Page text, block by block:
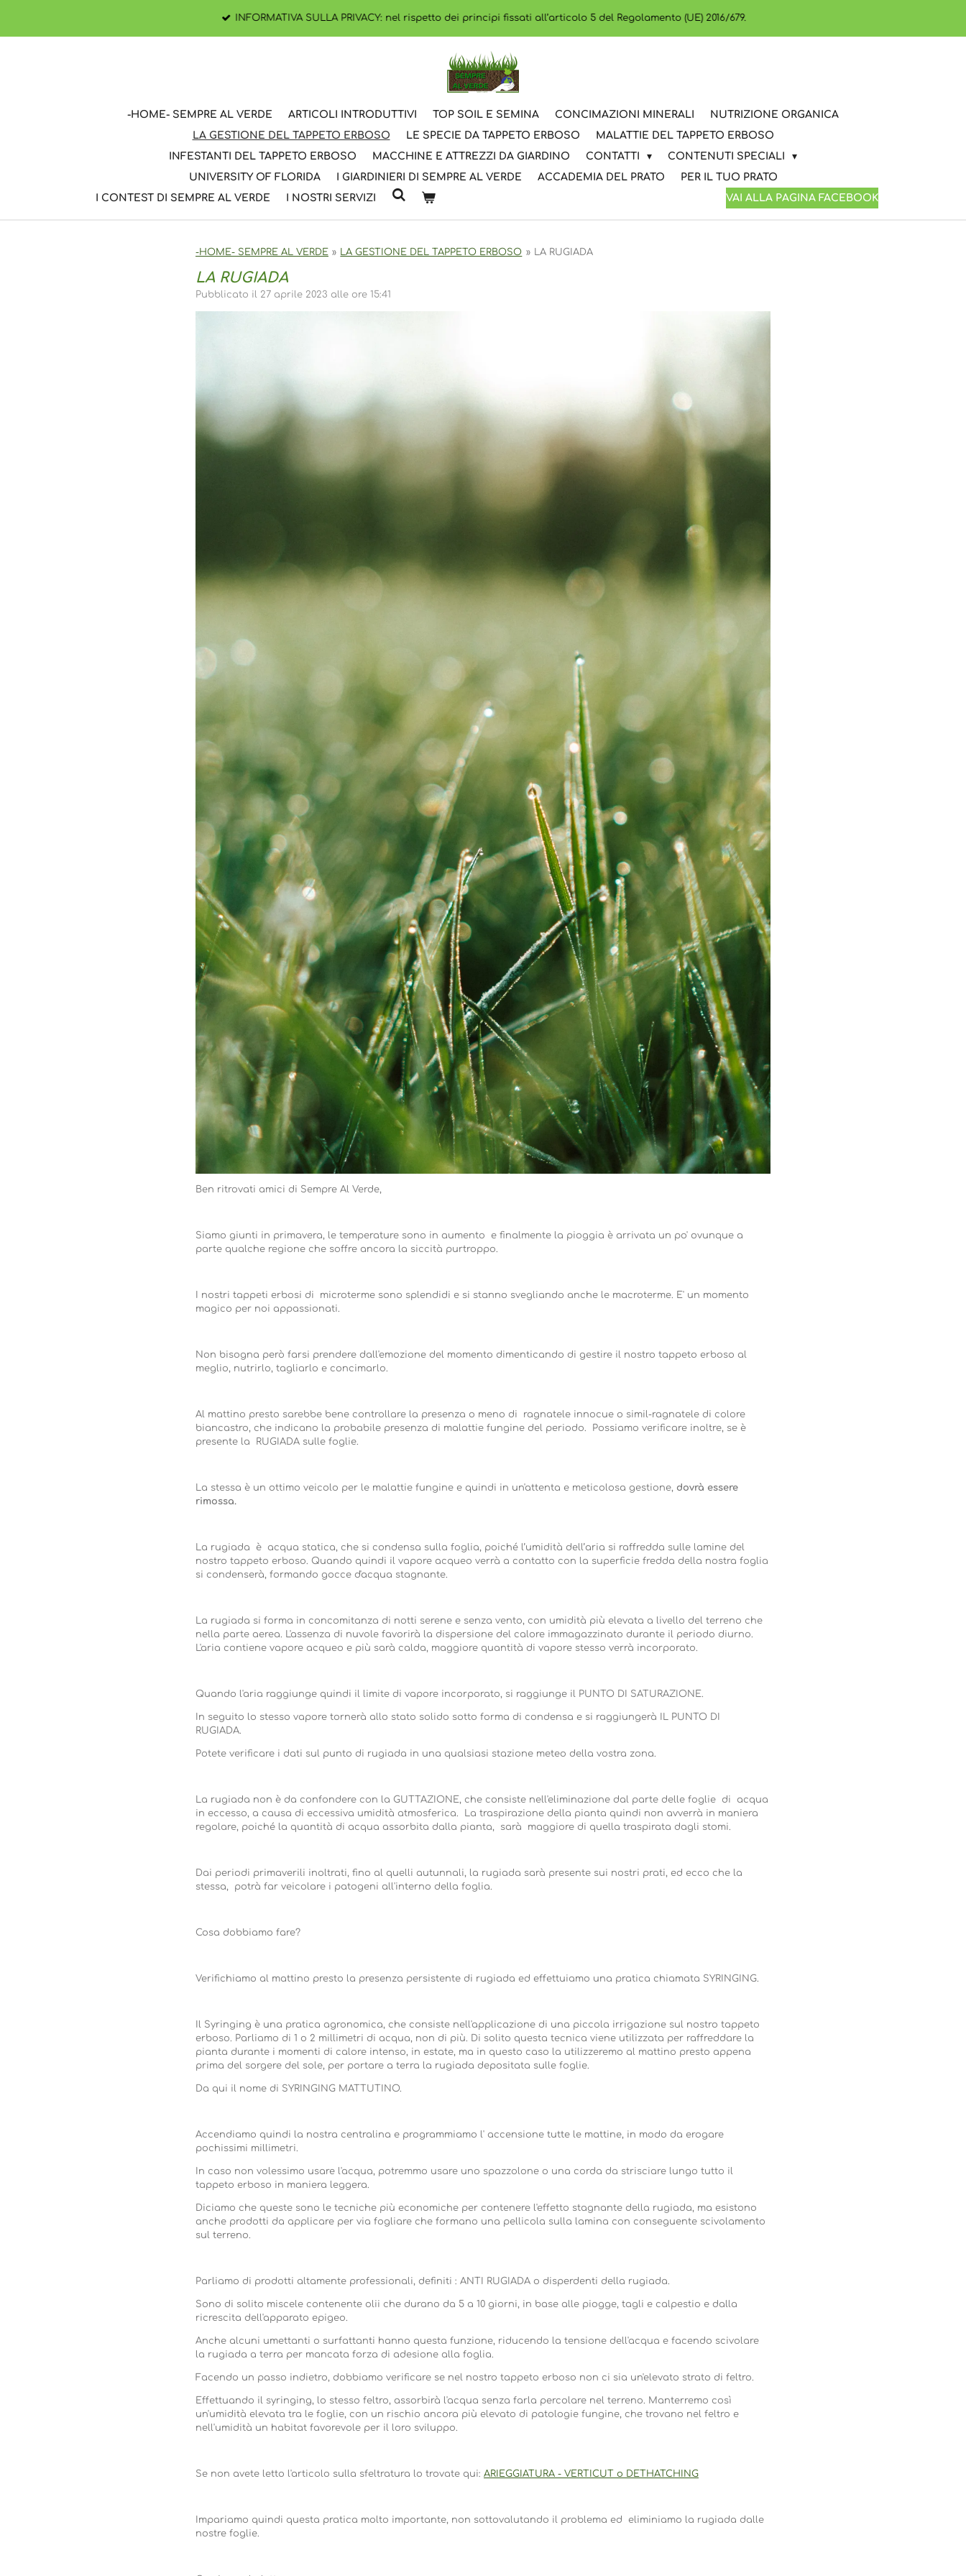
INFORMATIVA SULLA PRIVACY: nel rispetto dei principi fissati all’articolo 5 del Regolamento (UE) 2016/679.
-HOME- SEMPRE AL VERDE ARTICOLI INTRODUTTIVI TOP SOIL E SEMINA CONCIMAZIONI MINERALI
NUTRIZIONE ORGANICA
LA GESTIONE DEL TAPPETO ERBOSO
LE SPECIE DA TAPPETO ERBOSO
MALATTIE DEL TAPPETO ERBOSO
INFESTANTI DEL TAPPETO ERBOSO
MACCHINE E ATTREZZI DA GIARDINO CONTATTI
CONTENUTI SPECIALI
UNIVERSITY OF FLORIDA
I GIARDINIERI DI SEMPRE AL VERDE ACCADEMIA DEL PRATO
PER IL TUO PRATO
I CONTEST DI SEMPRE AL VERDE
I NOSTRI SERVIZI VAI ALLA PAGINA FACEBOOK
-HOME- SEMPRE AL VERDE » LA GESTIONE DEL TAPPETO ERBOSO » LA RUGIADA
LA RUGIADA
Pubblicato il 27 aprile 2023 alle ore 15:41
Ben ritrovati amici di Sempre Al Verde,
Siamo giunti in primavera, le temperature sono in aumento e finalmente la pioggia è arrivata un po' ovunque a
parte qualche regione che soffre ancora la siccità purtroppo.
I nostri tappeti erbosi di microterme sono splendidi e si stanno svegliando anche le macroterme. E' un momento
magico per noi appassionati.
Non bisogna però farsi prendere dall'emozione del momento dimenticando di gestire il nostro tappeto erboso al
meglio, nutrirlo, tagliarlo e concimarlo.
Al mattino presto sarebbe bene controllare la presenza o meno di ragnatele innocue o simil-ragnatele di colore
biancastro, che indicano la probabile presenza di malattie fungine del periodo. Possiamo verificare inoltre, se è
presente la RUGIADA sulle foglie.
La stessa è un ottimo veicolo per le malattie fungine e quindi in un'attenta e meticolosa gestione, dovrà essere
rimossa.
La rugiada è acqua statica, che si condensa sulla foglia, poiché l’umidità dell’aria si raffredda sulle lamine del
nostro tappeto erboso. Quando quindi il vapore acqueo verrà a contatto con la superficie fredda della nostra foglia
si condenserà, formando gocce d'acqua stagnante.
La rugiada si forma in concomitanza di notti serene e senza vento, con umidità più elevata a livello del terreno che
nella parte aerea. L'assenza di nuvole favorirà la dispersione del calore immagazzinato durante il periodo diurno.
L'aria contiene vapore acqueo e più sarà calda, maggiore quantità di vapore stesso verrà incorporato.
Quando l'aria raggiunge quindi il limite di vapore incorporato, si raggiunge il PUNTO DI SATURAZIONE.
In seguito lo stesso vapore tornerà allo stato solido sotto forma di condensa e si raggiungerà IL PUNTO DI
RUGIADA.
Potete verificare i dati sul punto di rugiada in una qualsiasi stazione meteo della vostra zona.
La rugiada non è da confondere con la GUTTAZIONE, che consiste nell'eliminazione dal parte delle foglie di acqua
in eccesso, a causa di eccessiva umidità atmosferica. La traspirazione della pianta quindi non avverrà in maniera
regolare, poiché la quantità di acqua assorbita dalla pianta, sarà maggiore di quella traspirata dagli stomi.
Dai periodi primaverili inoltrati, fino al quelli autunnali, la rugiada sarà presente sui nostri prati, ed ecco che la
stessa, potrà far veicolare i patogeni all'interno della foglia.
Cosa dobbiamo fare?
Verifichiamo al mattino presto la presenza persistente di rugiada ed effettuiamo una pratica chiamata SYRINGING.
Il Syringing è una pratica agronomica, che consiste nell'applicazione di una piccola irrigazione sul nostro tappeto
erboso. Parliamo di 1 o 2 millimetri di acqua, non di più. Di solito questa tecnica viene utilizzata per raffreddare la
pianta durante i momenti di calore intenso, in estate, ma in questo caso la utilizzeremo al mattino presto appena
prima del sorgere del sole, per portare a terra la rugiada depositata sulle foglie.
Da qui il nome di SYRINGING MATTUTINO.
Accendiamo quindi la nostra centralina e programmiamo l' accensione tutte le mattine, in modo da erogare
pochissimi millimetri.
In caso non volessimo usare l'acqua, potremmo usare uno spazzolone o una corda da strisciare lungo tutto il
tappeto erboso in maniera leggera.
Diciamo che queste sono le tecniche più economiche per contenere l'effetto stagnante della rugiada, ma esistono
anche prodotti da applicare per via fogliare che formano una pellicola sulla lamina con conseguente scivolamento
sul terreno.
Parliamo di prodotti altamente professionali, definiti : ANTI RUGIADA o disperdenti della rugiada.
Sono di solito miscele contenente olii che durano da 5 a 10 giorni, in base alle piogge, tagli e calpestio e dalla
ricrescita dell'apparato epigeo.
Anche alcuni umettanti o surfattanti hanno questa funzione, riducendo la tensione dell'acqua e facendo scivolare
la rugiada a terra per mancata forza di adesione alla foglia.
Facendo un passo indietro, dobbiamo verificare se nel nostro tappeto erboso non ci sia un'elevato strato di feltro.
Effettuando il syringing, lo stesso feltro, assorbirà l'acqua senza farla percolare nel terreno. Manterremo così
un'umidità elevata tra le foglie, con un rischio ancora più elevato di patologie fungine, che trovano nel feltro e
nell'umidità un habitat favorevole per il loro sviluppo.
Se non avete letto l'articolo sulla sfeltratura lo trovate qui: ARIEGGIATURA - VERTICUT o DETHATCHING
Impariamo quindi questa pratica molto importante, non sottovalutando il problema ed eliminiamo la rugiada dalle
nostre foglie.